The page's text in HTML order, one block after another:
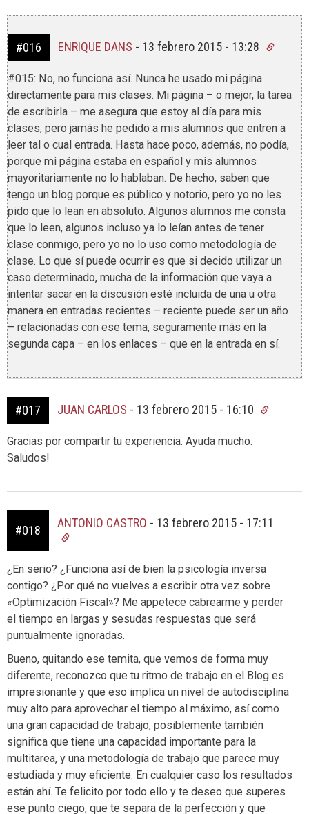
#016 ENRIQUE DANS - 13 febrero 2015 - 13:28
#015: No, no funciona así. Nunca he usado mi página
directamente para mis clases. Mi página – o mejor, la tarea
de escribirla – me asegura que estoy al día para mis
clases, pero jamás he pedido a mis alumnos que entren a
leer tal o cual entrada. Hasta hace poco, además, no podía,
porque mi página estaba en español y mis alumnos
mayoritariamente no lo hablaban. De hecho, saben que
tengo un blog porque es público y notorio, pero yo no les
pido que lo lean en absoluto. Algunos alumnos me consta
que lo leen, algunos incluso ya lo leían antes de tener
clase conmigo, pero yo no lo uso como metodología de
clase. Lo que sí puede ocurrir es que si decido utilizar un
caso determinado, mucha de la información que vaya a
intentar sacar en la discusión esté incluida de una u otra
manera en entradas recientes – reciente puede ser un año
– relacionadas con ese tema, seguramente más en la
segunda capa – en los enlaces – que en la entrada en sí.
#017 JUAN CARLOS - 13 febrero 2015 - 16:10
Gracias por compartir tu experiencia. Ayuda mucho.
Saludos!
#018
ANTONIO CASTRO - 13 febrero 2015 - 17:11
¿En serio? ¿Funciona así de bien la psicología inversa
contigo? ¿Por qué no vuelves a escribir otra vez sobre
«Optimización Fiscal»? Me appetece cabrearme y perder
el tiempo en largas y sesudas respuestas que será
puntualmente ignoradas.
Bueno, quitando ese temita, que vemos de forma muy
diferente, reconozco que tu ritmo de trabajo en el Blog es
impresionante y que eso implica un nivel de autodisciplina
muy alto para aprovechar el tiempo al máximo, así como
una gran capacidad de trabajo, posiblemente también
significa que tiene una capacidad importante para la
multitarea, y una metodología de trabajo que parece muy
estudiada y muy eficiente. En cualquier caso los resultados
están ahí. Te felicito por todo ello y te deseo que superes
ese punto ciego, que te separa de la perfección y que